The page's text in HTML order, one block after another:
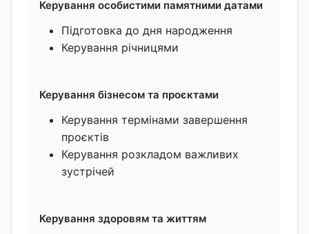
Керування особистими памятними датами
Підготовка до дня народження
Керування річницями
Керування бізнесом та проєктами
Керування термінами завершення
проєктів
Керування розкладом важливих
зустрічей
Керування здоровям та життям